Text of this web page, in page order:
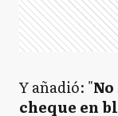
Y añadió: "
cheque en